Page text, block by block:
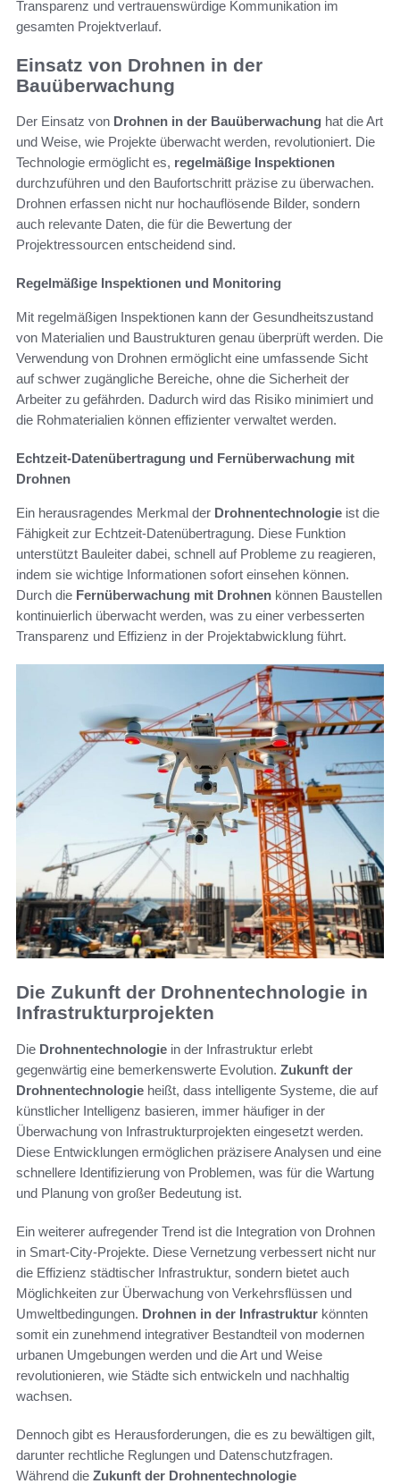
Transparenz und vertrauenswürdige Kommunikation im
gesamten Projektverlauf.
Einsatz von Drohnen in der
Bauüberwachung
Der Einsatz von Drohnen in der Bauüberwachung hat die Art
und Weise, wie Projekte überwacht werden, revolutioniert. Die
Technologie ermöglicht es, regelmäßige Inspektionen
durchzuführen und den Baufortschritt präzise zu überwachen.
Drohnen erfassen nicht nur hochauflösende Bilder, sondern
auch relevante Daten, die für die Bewertung der
Projektressourcen entscheidend sind.
Regelmäßige Inspektionen und Monitoring
Mit regelmäßigen Inspektionen kann der Gesundheitszustand
von Materialien und Baustrukturen genau überprüft werden. Die
Verwendung von Drohnen ermöglicht eine umfassende Sicht
auf schwer zugängliche Bereiche, ohne die Sicherheit der
Arbeiter zu gefährden. Dadurch wird das Risiko minimiert und
die Rohmaterialien können effizienter verwaltet werden.
Echtzeit-Datenübertragung und Fernüberwachung mit
Drohnen
Ein herausragendes Merkmal der Drohnentechnologie ist die
Fähigkeit zur Echtzeit-Datenübertragung. Diese Funktion
unterstützt Bauleiter dabei, schnell auf Probleme zu reagieren,
indem sie wichtige Informationen sofort einsehen können.
Durch die Fernüberwachung mit Drohnen können Baustellen
kontinuierlich überwacht werden, was zu einer verbesserten
Transparenz und Effizienz in der Projektabwicklung führt.
Die Zukunft der Drohnentechnologie in
Infrastrukturprojekten
Die Drohnentechnologie in der Infrastruktur erlebt
gegenwärtig eine bemerkenswerte Evolution. Zukunft der
Drohnentechnologie heißt, dass intelligente Systeme, die auf
künstlicher Intelligenz basieren, immer häufiger in der
Überwachung von Infrastrukturprojekten eingesetzt werden.
Diese Entwicklungen ermöglichen präzisere Analysen und eine
schnellere Identifizierung von Problemen, was für die Wartung
und Planung von großer Bedeutung ist.
Ein weiterer aufregender Trend ist die Integration von Drohnen
in Smart-City-Projekte. Diese Vernetzung verbessert nicht nur
die Effizienz städtischer Infrastruktur, sondern bietet auch
Möglichkeiten zur Überwachung von Verkehrsflüssen und
Umweltbedingungen. Drohnen in der Infrastruktur könnten
somit ein zunehmend integrativer Bestandteil von modernen
urbanen Umgebungen werden und die Art und Weise
revolutionieren, wie Städte sich entwickeln und nachhaltig
wachsen.
Dennoch gibt es Herausforderungen, die es zu bewältigen gilt,
darunter rechtliche Reglungen und Datenschutzfragen.
Während die Zukunft der Drohnentechnologie